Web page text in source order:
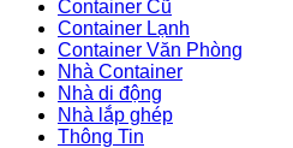
Container Cũ
Container Lạnh
Container Văn Phòng
Nhà Container
Nhà di động
Nhà lắp ghép
Thông Tin